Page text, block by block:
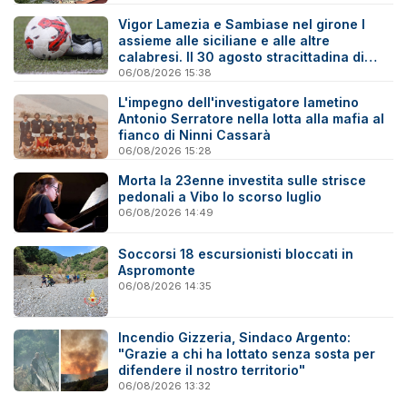
Vigor Lamezia e Sambiase nel girone I
assieme alle siciliane e alle altre
calabresi. Il 30 agosto stracittadina di
Coppa Italia
06/08/2026 15:38
L'impegno dell'investigatore lametino
Antonio Serratore nella lotta alla mafia al
fianco di Ninni Cassarà
06/08/2026 15:28
Morta la 23enne investita sulle strisce
pedonali a Vibo lo scorso luglio
06/08/2026 14:49
Soccorsi 18 escursionisti bloccati in
Aspromonte
06/08/2026 14:35
Incendio Gizzeria, Sindaco Argento:
"Grazie a chi ha lottato senza sosta per
difendere il nostro territorio"
06/08/2026 13:32